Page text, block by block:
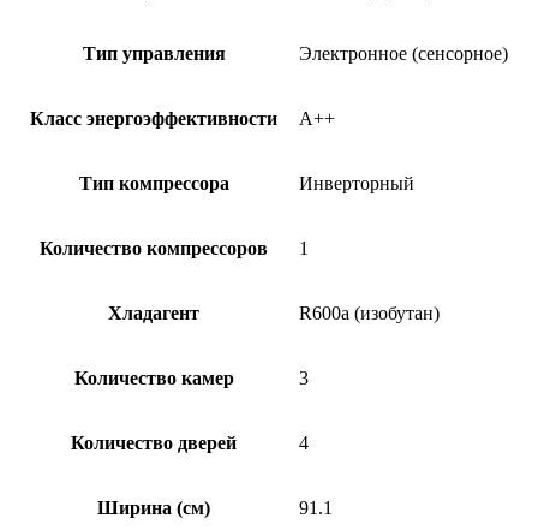
Тип управления Электронное (сенсорное)
Класс энергоэффективности A++
Тип компрессора Инверторный
Количество компрессоров 1
Хладагент R600a (изобутан)
Количество камер 3
Количество дверей 4
Ширина (см) 91.1